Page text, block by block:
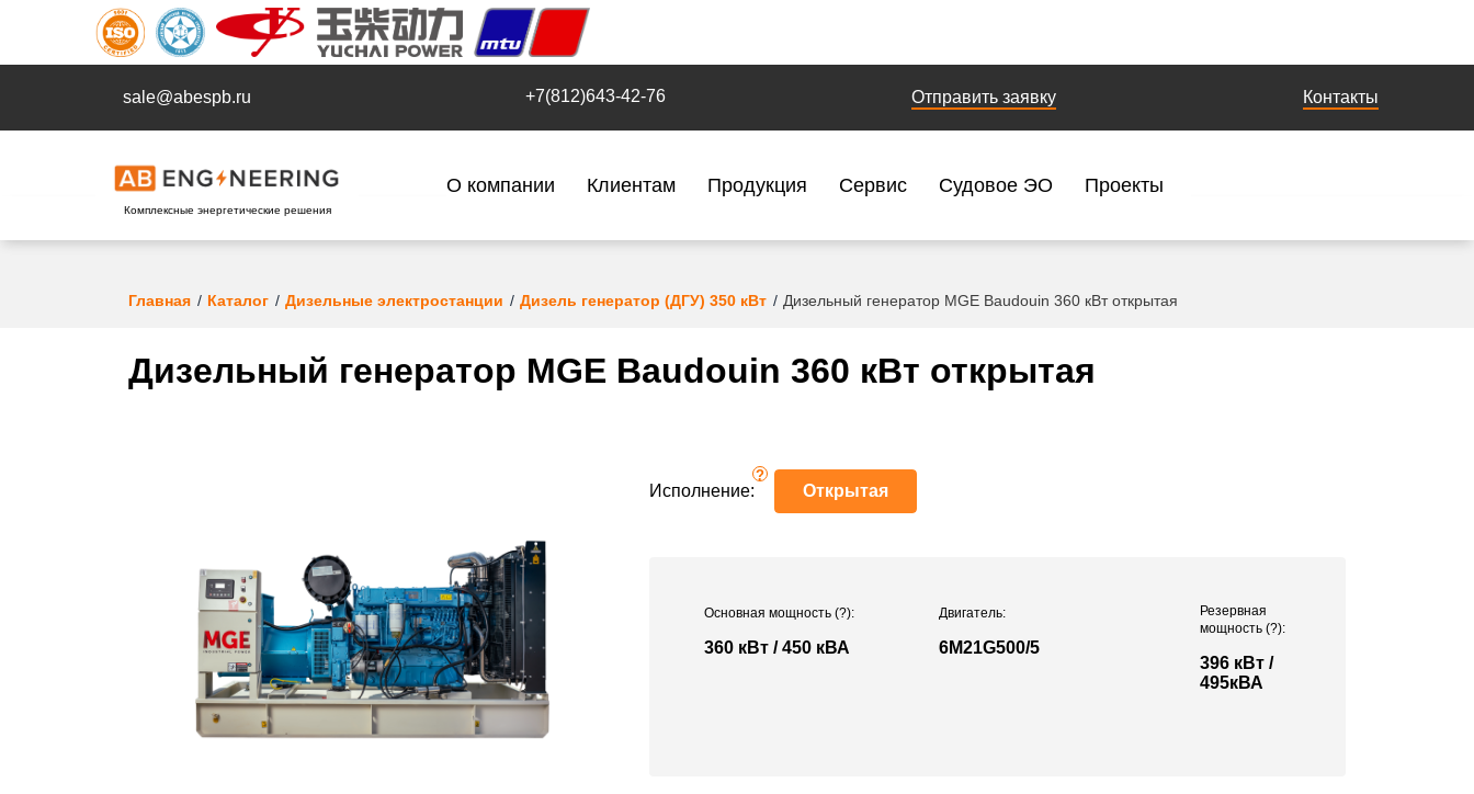
sale@abespb.ru +7(812)643-42-76 Отправить заявку Контакты
Комплексные энергетические решения
О компании Клиентам Продукция Сервис Судовое ЭО Проекты
Главная Каталог Дизельные электростанции Дизель генератор (ДГУ) 350 кВт Дизельный генератор MGE Baudouin 360 кВт открытая
Дизельный генератор MGE Baudouin 360 кВт открытая
Исполнение:
?
Открытая
Основная мощность (?):
360 кВт / 450 кВА
Двигатель:
6M21G500/5
Резервная
мощность(?):
396 кВт /
495кВА